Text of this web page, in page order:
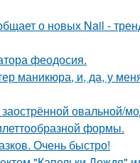
о новых Nail -
феодосия.
маникюра, и, да, у
овальной/
формы.
Очень быстро!